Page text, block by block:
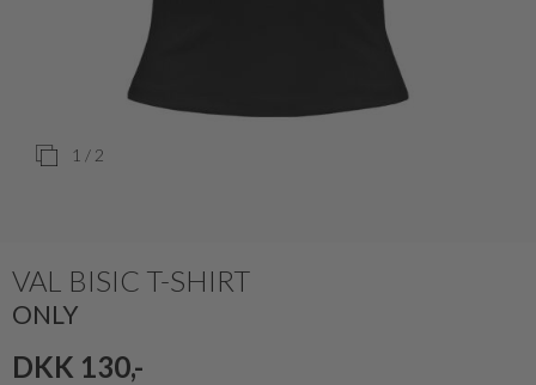
1 / 2
VAL BISIC T-SHIRT
ONLY
DKK 130,-